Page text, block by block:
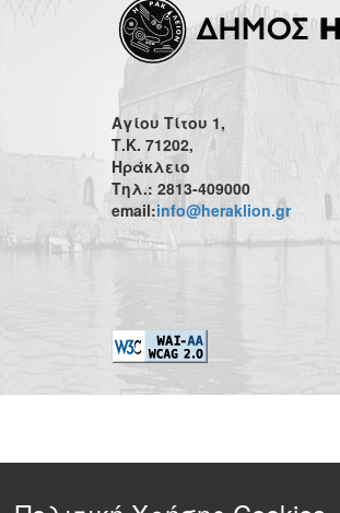
Αγίου Τίτου 1,
Τ.Κ. 71202,
Ηράκλειο
Τηλ.: 2813-409000
email:info@heraklion.gr